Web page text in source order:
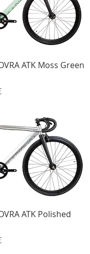
ATK Moss Green
cena
ATK Polished
cena